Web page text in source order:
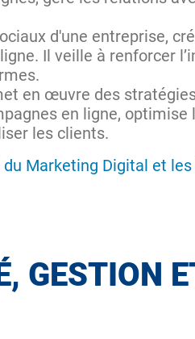
d'une entreprise,
Il veille à renforcer
en œuvre des
en ligne,
les clients.
Marketing Digital et
GESTION